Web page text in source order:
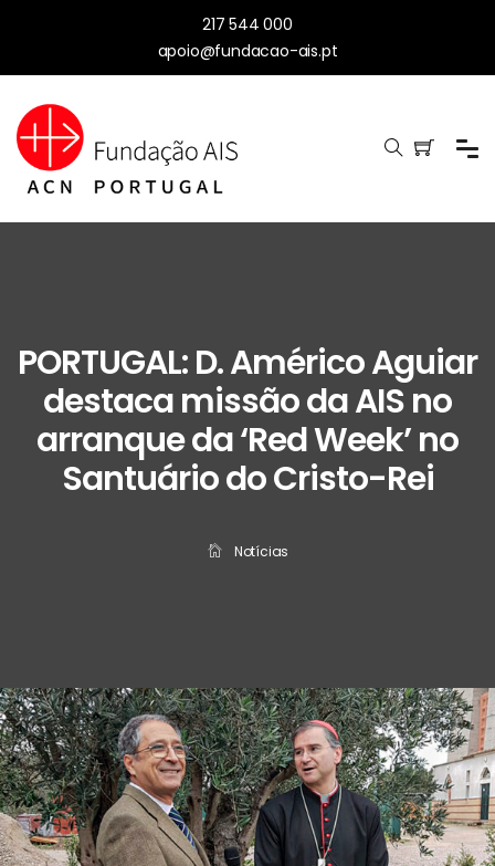
217 544 000
apoio@fundacao-ais.pt
PORTUGAL: D. Américo Aguiar
destaca missão da AIS no
arranque da ‘Red Week’ no
Santuário do Cristo-Rei
Notícias